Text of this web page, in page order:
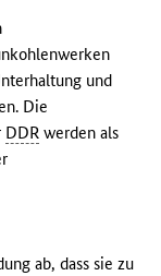
und
Die
DDR werden als
ab, dass sie zu